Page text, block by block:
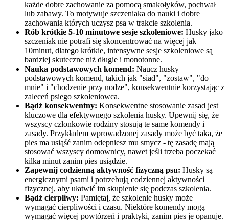
każde dobre zachowanie za pomocą smakołyków, pochwał
lub zabawy. To motywuje szczeniaka do nauki i dobre
zachowania których uczysz psa w trakcie szkolenia.
Rób krótkie 5-10 minutowe sesje szkoleniowe: Husky jako
szczeniak nie potrafi się skoncentrować na więcej jak
10minut, dlatego krótkie, intensywne sesje szkoleniowe są
bardziej skuteczne niż długie i monotonne.
Nauka podstawowych komend: Naucz husky
podstawowych komend, takich jak "siad", "zostaw", "do
mnie" i "chodzenie przy nodze", konsekwentnie korzystając z
zaleceń psiego szkoleniowca.
Bądź konsekwentny: Konsekwentne stosowanie zasad jest
kluczowe dla efektywnego szkolenia husky. Upewnij się, że
wszyscy członkowie rodziny stosują te same komendy i
zasady. Przykładem wprowadzonej zasady może być taka, że
pies ma usiąść zanim odepniesz mu smycz - tę zasadę mają
stosować wszyscy domownicy, nawet jeśli trzeba poczekać
kilka minut zanim pies usiądzie.
Zapewnij codzienną aktywność fizyczną psu: Husky są
energicznymi psami i potrzebują codziennej aktywności
fizycznej, aby ułatwić im skupienie się podczas szkolenia.
Bądź cierpliwy: Pamiętaj, że szkolenie husky może
wymagać cierpliwości i czasu. Niektóre komendy mogą
wymagać więcej powtórzeń i praktyki, zanim pies je opanuje.